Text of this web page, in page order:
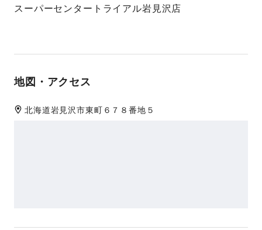
スーパーセンタートライアル岩見沢店
地図・アクセス
北海道岩見沢市東町６７８番地５